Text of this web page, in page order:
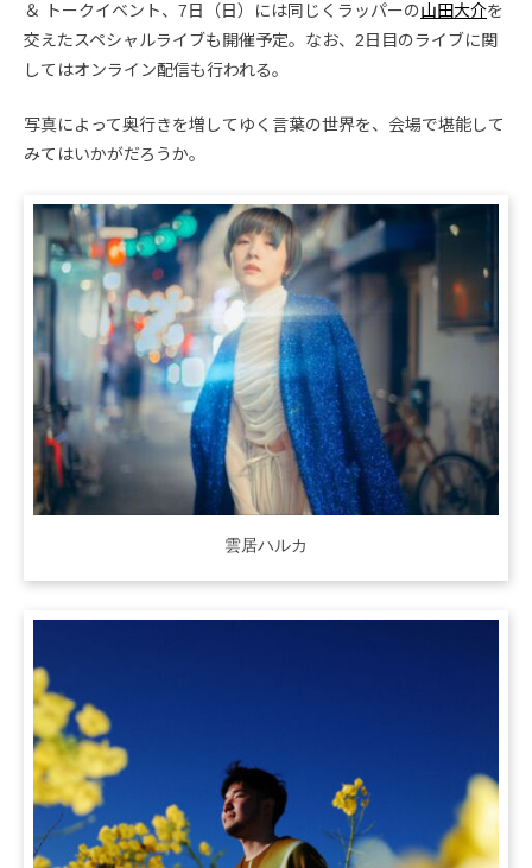
＆ トークイベント、7日（日）には同じくラッパーの山田大介を
交えたスペシャルライブも開催予定。なお、2日目のライブに関
してはオンライン配信も行われる。
写真によって奥行きを増してゆく言葉の世界を、会場で堪能して
みてはいかがだろうか。
雲居ハルカ